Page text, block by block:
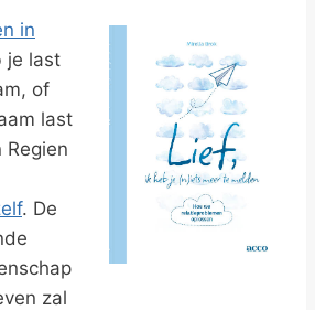
in
je last
of
last
Regien
. De
zal